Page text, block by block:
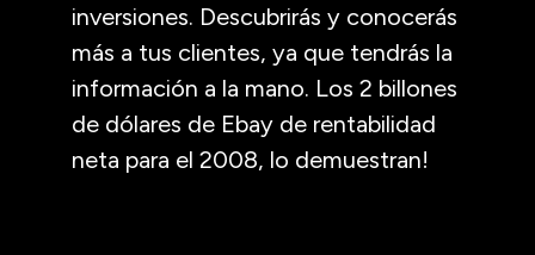
inversiones. Descubrirás y conocerás
más a tus clientes, ya que tendrás la
información a la mano. Los 2 billones
de dólares de Ebay de rentabilidad
neta para el 2008, lo demuestran!